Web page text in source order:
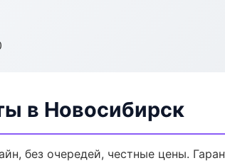
в Новосибирск
без очередей, честные цены.